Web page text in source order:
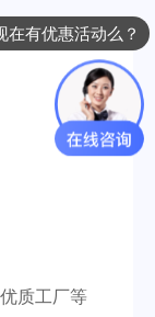
质工厂等
在有优惠活动么？